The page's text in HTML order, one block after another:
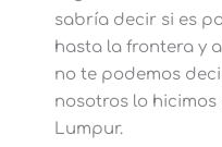
sabría decir si es
hasta la frontera y
no te podemos
nosotros lo
Lumpur.